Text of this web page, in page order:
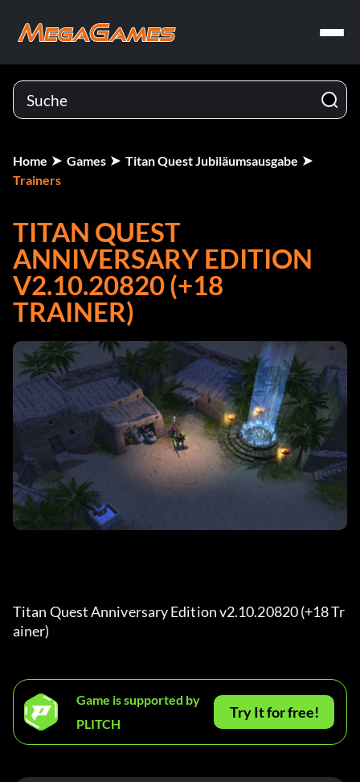
Home Games
Titan Quest Jubiläumsausgabe
Trainers
TITAN QUEST
ANNIVERSARY EDITION
V2.10.20820 (+18
TRAINER)
Titan Quest Anniversary Edition v2.10.20820 (+18 Tr
ainer)
Game is supported by
PLITCH
Try It for free!